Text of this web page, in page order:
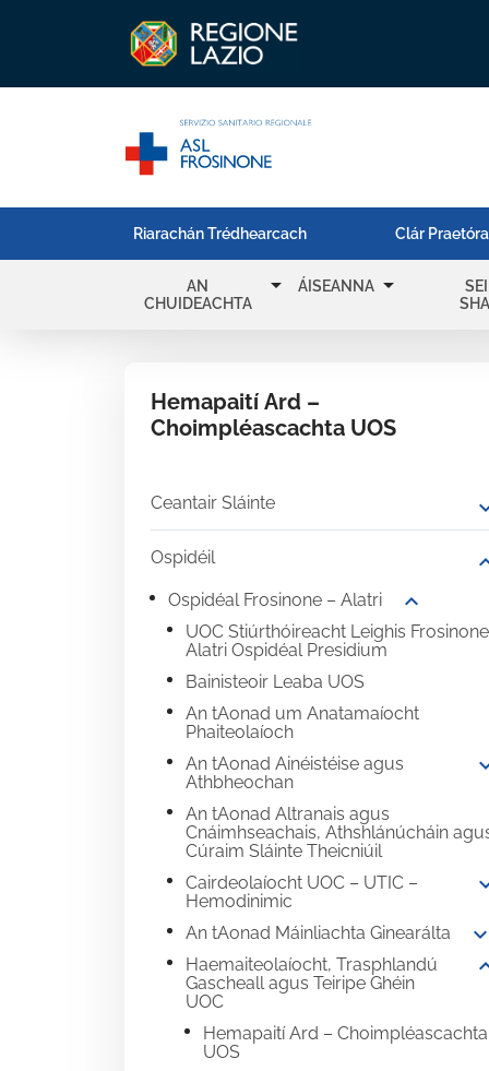
Riarachán Trédhearcach Clár
AN
CHUIDEACHTA
arrow_drop_down ÁISEANNA arrow_drop_down
Hemapaití Ard –
Choimpléascachta UOS
Ceantair Sláinte
Ospidéil
Ospidéal Frosinone – Alatri expand_more
UOC Stiúrthóireacht Leighis
Alatri Ospidéal Presidium
Bainisteoir Leaba UOS
An tAonad um Anatamaíocht
Phaiteolaíoch
An tAonad Ainéistéise agus
Athbheochan
An tAonad Altranais agus
Cnáimhseachais, Athshlánúcháin
Cúraim Sláinte Theicniúil
Cairdeolaíocht UOC – UTIC –
Hemodinimic
An tAonad Máinliachta Ginearálta expand_more
Haemaiteolaíocht, Trasphlandú
Gascheall agus Teiripe Ghéin
UOC
Hemapaití Ard – Choimpléascachta
UOS